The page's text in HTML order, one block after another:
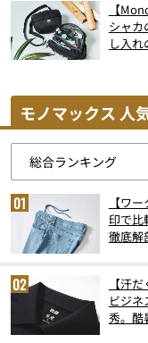
【
シャカ
し入
モノマックス 人
【ワ
印で比
徹底解
【汗
ビジ
秀。酷